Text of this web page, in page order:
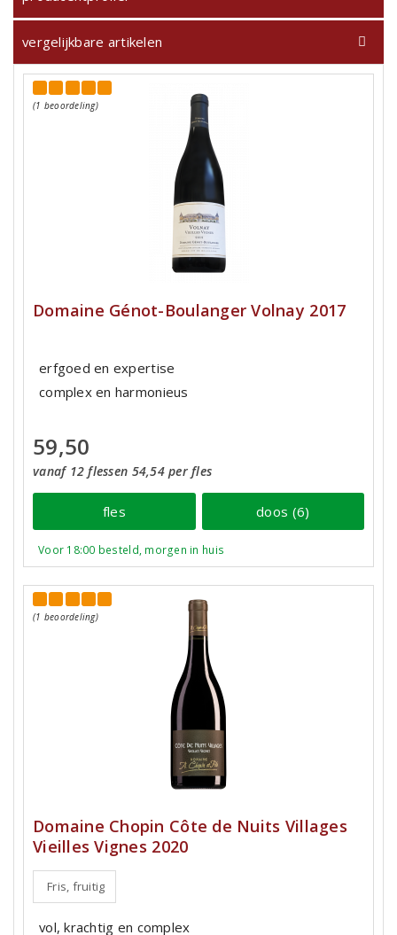
vergelijkbare artikelen
(1 beoordeling)
Domaine Génot-Boulanger Volnay 2017
erfgoed en expertise
complex en harmonieus
59,50
vanaf 12 flessen 54,54 per fles
fles doos (6)
Voor 18:00 besteld, morgen in huis
(1 beoordeling)
Domaine Chopin Côte de Nuits Villages
Vieilles Vignes 2020
Fris, fruitig
vol, krachtig en complex